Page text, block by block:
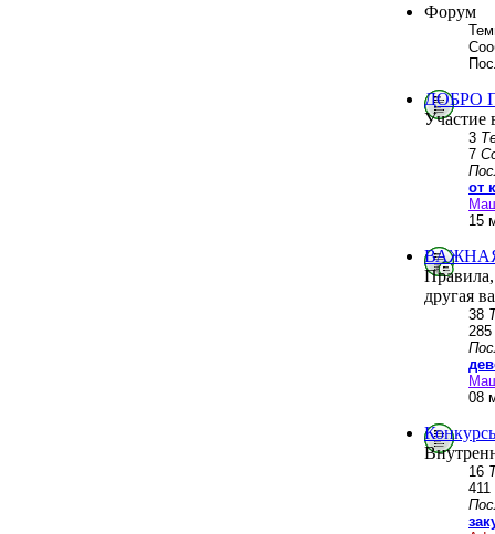
Форум
ДОБРО
Участие
3
7
от
15
другая
38
285
08
16
411